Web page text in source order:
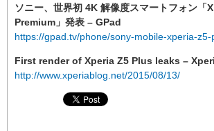
ソニー、世界初 4K 解像度スマートフォン「
Premium」発表 – GPad
https://gpad.tv/phone/sony-mobile-xperia-
First render of Xperia Z5 Plus leaks –
http://www.xperiablog.net/2015/08/13/